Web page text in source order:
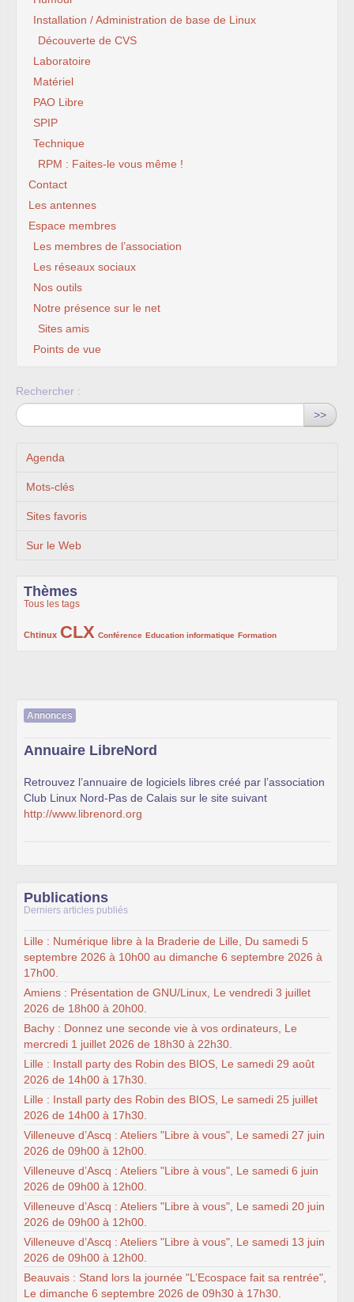
Installation / Administration de base de Linux
Découverte de CVS
Laboratoire
Matériel
PAO Libre
SPIP
Technique
RPM : Faites-le vous même !
Contact
Les antennes
Espace membres
Les membres de l’association
Les réseaux sociaux
Nos outils
Notre présence sur le net
Sites amis
Points de vue
Rechercher :
>>
Agenda
Mots-clés
Sites favoris
Sur le Web
Thèmes
Tous les tags
Chtinux
222/1002CLX
1002/1002 Conférence
132/1002 Education informatique
119/1002 Formation
168/1002
Annonces
Annuaire LibreNord
Retrouvez l’annuaire de logiciels libres créé par l’association
Club Linux Nord-Pas de Calais sur le site suivant
http://www.librenord.org
Publications
Derniers articles publiés
Lille : Numérique libre à la Braderie de Lille, Du samedi 5
septembre 2026 à 10h00 au dimanche 6 septembre 2026 à
17h00.
Amiens : Présentation de GNU/Linux, Le vendredi 3 juillet
2026 de 18h00 à 20h00.
Bachy : Donnez une seconde vie à vos ordinateurs, Le
mercredi 1 juillet 2026 de 18h30 à 22h30.
Lille : Install party des Robin des BIOS, Le samedi 29 août
2026 de 14h00 à 17h30.
Lille : Install party des Robin des BIOS, Le samedi 25 juillet
2026 de 14h00 à 17h30.
Villeneuve d’Ascq : Ateliers "Libre à vous", Le samedi 27 juin
2026 de 09h00 à 12h00.
Villeneuve d’Ascq : Ateliers "Libre à vous", Le samedi 6 juin
2026 de 09h00 à 12h00.
Villeneuve d’Ascq : Ateliers "Libre à vous", Le samedi 20 juin
2026 de 09h00 à 12h00.
Villeneuve d’Ascq : Ateliers "Libre à vous", Le samedi 13 juin
2026 de 09h00 à 12h00.
Beauvais : Stand lors la journée "L’Ecospace fait sa rentrée",
Le dimanche 6 septembre 2026 de 09h30 à 17h30.